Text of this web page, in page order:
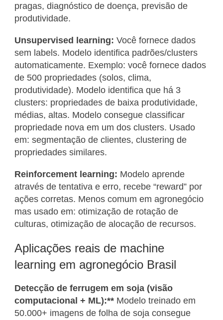
pragas, diagnóstico de doença, previsão de
produtividade.
Unsupervised learning: Você fornece dados
sem labels. Modelo identifica padrões/clusters
automaticamente. Exemplo: você fornece dados
de 500 propriedades (solos, clima,
produtividade). Modelo identifica que há 3
clusters: propriedades de baixa produtividade,
médias, altas. Modelo consegue classificar
propriedade nova em um dos clusters. Usado
em: segmentação de clientes, clustering de
propriedades similares.
Reinforcement learning: Modelo aprende
através de tentativa e erro, recebe “reward” por
ações corretas. Menos comum em agronegócio
mas usado em: otimização de rotação de
culturas, otimização de alocação de recursos.
Aplicações reais de machine
learning em agronegócio Brasil
Detecção de ferrugem em soja (visão
computacional + ML):** Modelo treinado em
50.000+ imagens de folha de soja consegue